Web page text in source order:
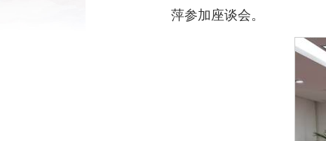
萍参加座谈会。